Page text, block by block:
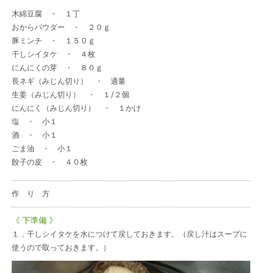
木綿豆腐 ・ １丁
おからパウダー ・ ２０ｇ
豚ミンチ ・ １５０ｇ
干しシイタケ ・ ４枚
にんにくの芽 ・ ８０ｇ
長ネギ（みじん切り） ・ 適量
生姜（みじん切り） ・ １/２個
にんにく（みじん切り） ・ １かけ
塩 ・ 小１
酒 ・ 小１
ごま油 ・ 小１
餃子の皮 ・ ４０枚
作 り 方
《 下準備 》
１．干しシイタケを水につけて戻しておきます。（戻し汁はスープに
使うので取っておきます。）